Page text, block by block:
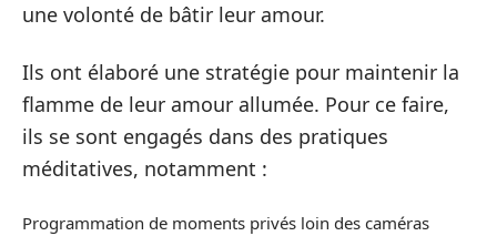
une volonté de bâtir leur amour.
Ils ont élaboré une stratégie pour maintenir la
flamme de leur amour allumée. Pour ce faire,
ils se sont engagés dans des pratiques
méditatives, notamment :
Programmation de moments privés loin des caméras